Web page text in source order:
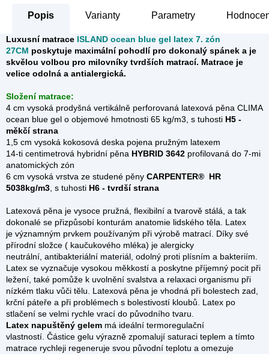
Popis Parametry
Luxusní matrace ISLAND ocean blue gel latex 7. zón
27CM poskytuje maximální pohodlí pro dokonalý spánek a je
skvělou volbou pro milovníky tvrdších matrací. Matrace je
velice odolná a antialergická.
Složení matrace:
4 cm vysoká prodyšná vertikálně perforovaná latexová pěna CLIMA
ocean blue gel o objemové hmotnosti 65 kg/m3, s tuhosti H5 -
měkčí strana
1,5 cm vysoká kokosová deska pojena pružným latexem
14-ti centimetrová hybridní pěna HYBRID 3642 profilovaná do 7-mi
anatomických zón
6 cm vysoká vrstva ze studené pěny CARPENTER® HR
5038kg/m3 , s tuhosti H6 - tvrdší strana
Latexová pěna je vysoce pružná, flexibilní a tvarově stálá, a tak
dokonalé se přizpůsobí konturám anatomie lidského těla. Latex
je významným prvkem používaným při výrobě matrací. Díky své
přírodní složce ( kaučukového mléka) je alergicky
neutrální, antibakteriální materiál, odolný proti plísním a bakteriím.
Latex se vyznačuje vysokou měkkostí a poskytne příjemný pocit při
ležení, také pomůže k uvolnění svalstva a relaxaci organismu při
nízkém tlaku vůči tělu. Latexová pěna je vhodná při bolestech zad,
krční páteře a při problémech s bolestivostí kloubů. Latex po
stlačení se velmi rychle vrací do původního tvaru.
Latex napuštěný gelem má ideální termoregulační
vlastností. Částice gelu výrazně zpomalují saturaci teplem a tímto
matrace rychleji regeneruje svou původní teplotu a omezuje